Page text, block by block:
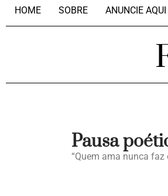
HOME SOBRE ANUNCIE AQUI
Pausa
“Quem ama nunca faz